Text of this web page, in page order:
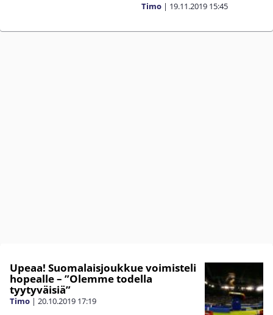
Timo | 19.11.2019 15:45
Upeaa! Suomalaisjoukkue voimisteli
hopealle – ”Olemme todella
tyytyväisiä”
Timo | 20.10.2019 17:19